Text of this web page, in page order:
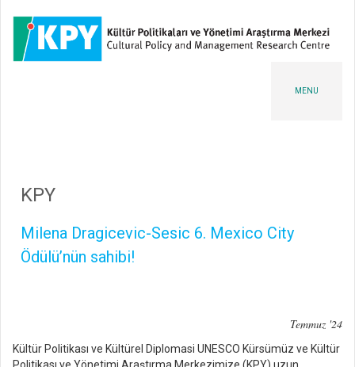
MENU
KPY
Milena Dragicevic-Sesic 6. Mexico City
Ödülü’nün sahibi!
Temmuz '24
Kültür Politikası ve Kültürel Diplomasi UNESCO Kürsümüz ve Kültür
Politikası ve Yönetimi Araştırma Merkezimize (KPY) uzun